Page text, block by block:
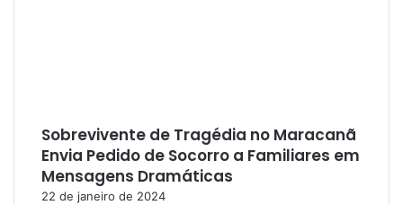
Sobrevivente de Tragédia no Maracanã
Envia Pedido de Socorro a Familiares em
Mensagens Dramáticas
22 de janeiro de 2024